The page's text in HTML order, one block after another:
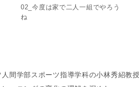
02_今度は家で二人一組でやろう
ね
間学部スポーツ指導学科の小林秀紹教